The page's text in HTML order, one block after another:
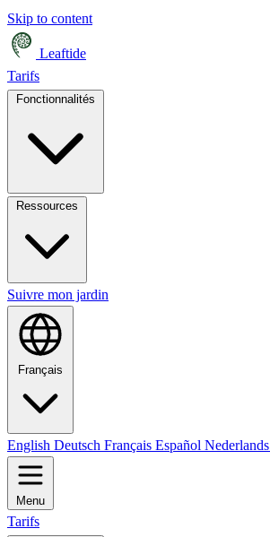
Skip to content
Leaftide
Tarifs
Suivre mon jardin
Français
English Deutsch Français Español Nederlands
Menu
Tarifs